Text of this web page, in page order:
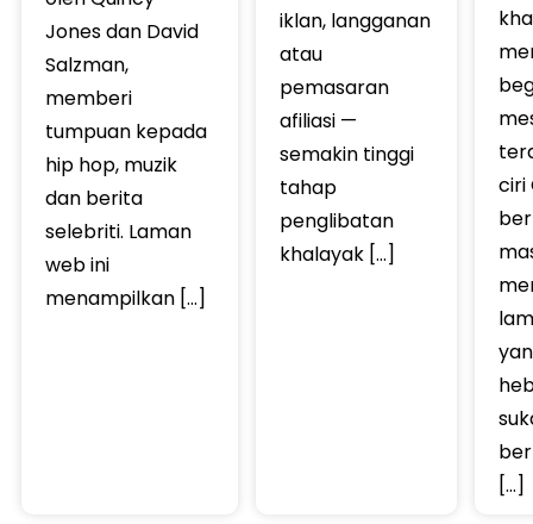
Jones dan David
Salzman,
memberi
tumpuan kepada
hip hop, muzik
dan berita
selebriti. Laman
web ini
menampilkan […]
iklan, langganan
atau
pemasaran
afiliasi —
semakin tinggi
tahap
penglibatan
khalayak […]
ciri
[…]